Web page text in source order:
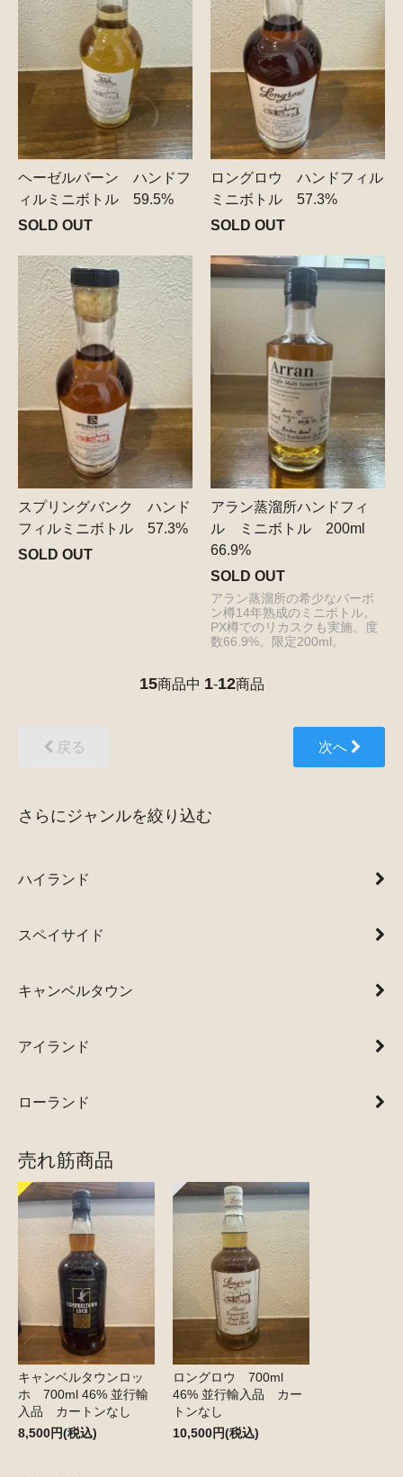
ヘーゼルバーン ハンドフ
ィルミニボトル 59.5%
SOLD OUT
ロングロウ ハンドフィル
ミニボトル 57.3%
SOLD OUT
スプリングバンク ハンド
フィルミニボトル 57.3%
SOLD OUT
アラン蒸溜所ハンドフィ
ル ミニボトル 200ml
66.9%
SOLD OUT
アラン蒸溜所の希少なバーボ
ン樽14年熟成のミニボトル。
PX樽でのリカスクも実施、度
数66.9%。限定200ml。
15商品中 1-12商品
戻る 次へ
さらにジャンルを絞り込む
ハイランド
スペイサイド
キャンベルタウン
アイランド
ローランド
売れ筋商品
キャンベルタウンロッ
ホ 700ml 46% 並行輸
入品 カートンなし
8,500円(税込)
ロングロウ 700ml
46% 並行輸入品 カー
トンなし
10,500円(税込)